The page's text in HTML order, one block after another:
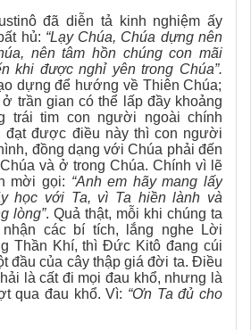
đã diễn tả kinh nghiệm ấy
hủ: “Lạy Chúa, Chúa dựng nên
nên tâm hồn chúng con mãi
khi được nghỉ yên trong Chúa”.
dựng để hướng về Thiên Chúa;
trần gian có thể lấp đầy khoảng
trái tim con người ngoài chính
đạt được điều này thì con người
đồng dạng với Chúa phải đến
và ở trong Chúa. Chính vì lẽ
mời gọi: “Anh em hãy mang lấy
học với Ta, vì Ta hiền lành và
lòng”. Quả thật, mỗi khi chúng ta
nhận các bí tích, lắng nghe Lời
Thần Khí, thì Đức Kitô đang cúi
đầu của cây thập giá đời ta. Điều
là cất đi mọi đau khổ, nhưng là
qua đau khổ. Vì: “Ơn Ta đủ cho